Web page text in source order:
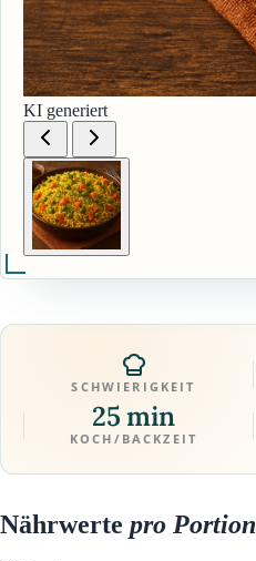
KI generiert
SCHWIERIGKEIT
25 min
KOCH/BACKZEIT
Nährwerte pro Portion